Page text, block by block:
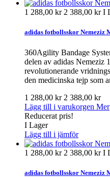
1 288,00 kr 2 388,00 krI
adidas fotbollsskor Nemeziz
360Agility Bandage
delen av adidas Nemeziz
revolutionerande
den medicinska tejp som
1 288,00 kr 2 388,00 kr
Lägg till i varukorgen Mer
Reducerat pris!
I Lager
Lägg till i jämför
1 288,00 kr 2 388,00 krI
adidas fotbollsskor Nemeziz